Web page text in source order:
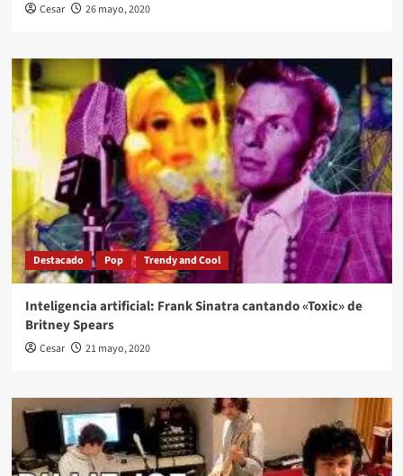
Cesar 26 mayo, 2020
Destacado Pop Trendy and Cool
Inteligencia artificial: Frank Sinatra cantando «Toxic» de
Britney Spears
Cesar 21 mayo, 2020